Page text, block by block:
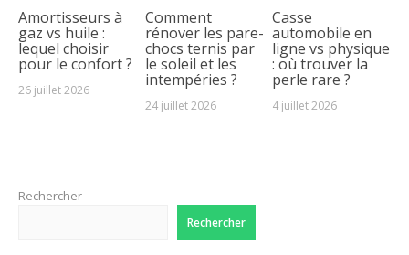
Amortisseurs à
gaz vs huile :
lequel choisir
pour le confort ?
26 juillet 2026
Comment
rénover les pare-
chocs ternis par
le soleil et les
intempéries ?
24 juillet 2026
Casse
automobile en
ligne vs physique
: où trouver la
perle rare ?
4 juillet 2026
Rechercher
Rechercher